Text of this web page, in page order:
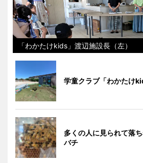
「わかたけkids」渡辺施設長（左）
学童クラブ「わかたけ
多くの人に見られて落
バチ